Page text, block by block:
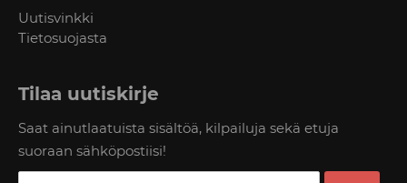
Uutisvinkki
Tietosuojasta
Tilaa uutiskirje
Saat ainutlaatuista sisältöä, kilpailuja sekä etuja
suoraan sähköpostiisi!